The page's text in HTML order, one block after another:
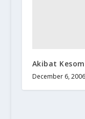
Akibat
December 6, 2006